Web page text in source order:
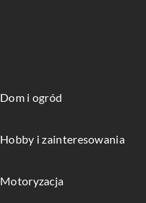
Dom i ogród
Hobby i zainteresowania
Motoryzacja